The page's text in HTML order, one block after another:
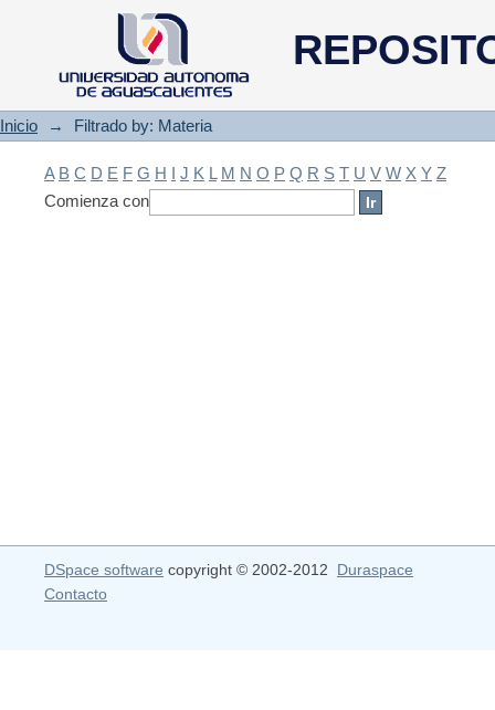
Filtrado by: Materia
Inicio → Filtrado by: Materia
A B C D E F G H I J K L M N O P Q R S T U V W X Y Z
Comienza con
DSpace software copyright © 2002-2012 Duraspace
Contacto